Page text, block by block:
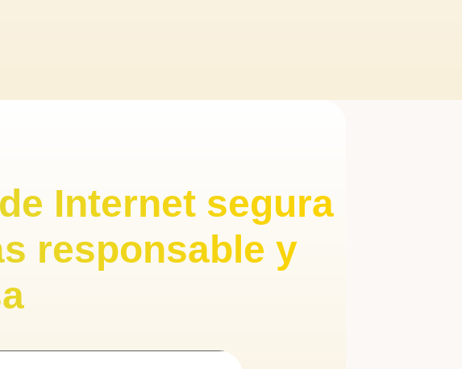
Internet segura
responsable y